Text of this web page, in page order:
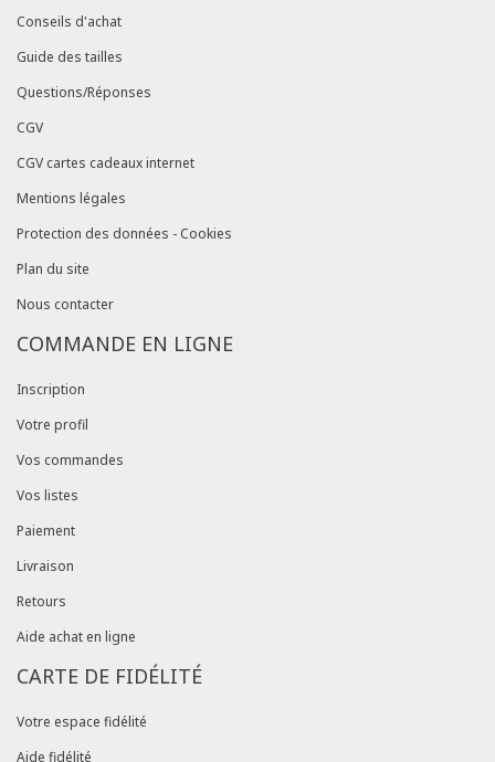
Conseils d'achat
Guide des tailles
Questions/Réponses
CGV
CGV cartes cadeaux internet
Mentions légales
Protection des données - Cookies
Plan du site
Nous contacter
COMMANDE EN LIGNE
Inscription
Votre profil
Vos commandes
Vos listes
Paiement
Livraison
Retours
Aide achat en ligne
CARTE DE FIDÉLITÉ
Votre espace fidélité
Aide fidélité